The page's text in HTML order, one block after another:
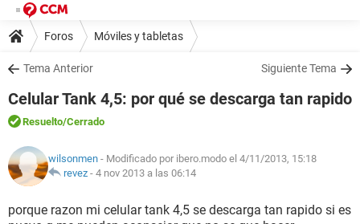
Foros Móviles y tabletas
Tema Anterior Siguiente Tema
Celular Tank 4,5: por qué se descarga tan rapido
Resuelto/Cerrado
wilsonmen - Modificado por ibero.modo el 4/11/2013, 15:18
revez - 4 nov 2013 a las 06:14
porque razon mi celular tank 4,5 se descarga tan rapido si es